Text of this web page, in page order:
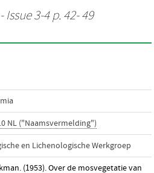
Issue 3-4 p. 42- 49
NL ("Naamsvermelding")
en Lichenologische Werkgroep
(1953). Over de mosvegetatie van